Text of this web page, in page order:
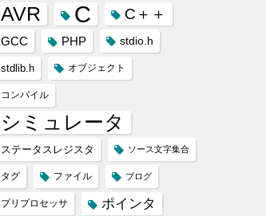
AVR
C C＋＋
GCC PHP stdio.h
stdlib.h オブジェクト
コンパイル
シミュレータ
ステータスレジスタ ソース文字集合
タグ ファイル ブログ
プリプロセッサ ポインタ